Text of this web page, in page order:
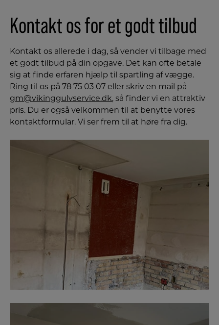
Kontakt os for et godt tilbud
Kontakt os allerede i dag, så vender vi tilbage med
et godt tilbud på din opgave. Det kan ofte betale
sig at finde erfaren hjælp til spartling af vægge.
Ring til os på 78 75 03 07 eller skriv en mail på
gm@vikinggulvservice.dk, så finder vi en attraktiv
pris. Du er også velkommen til at benytte vores
kontaktformular. Vi ser frem til at høre fra dig.